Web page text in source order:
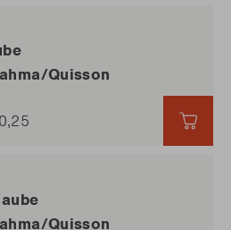
Quisson
Quisson